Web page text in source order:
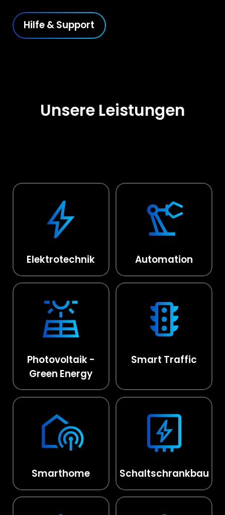
Hilfe & Support
Unsere Leistungen
Elektrotechnik Automation
Photovoltaik -
Green Energy
Smart Traffic
Smarthome Schaltschrankbau